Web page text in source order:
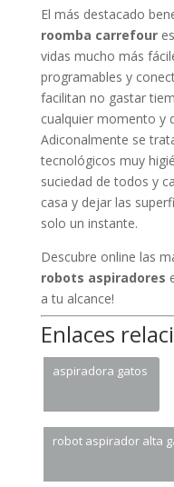
El más destacado
roomba carrefour
vidas mucho más
programables y
facilitan no gastar
cualquier momento y
Adiconalmente se
tecnológicos muy
suciedad de todos y
casa y dejar las
solo un instante.
Descubre online las
robots aspiradores
a tu alcance!
Enlaces
aspiradora gatos
robot aspirador alta